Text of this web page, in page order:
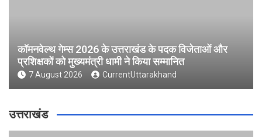
कॉमनवेल्थ गेम्स 2026 के उत्तराखंड के पदक विजेताओं और
प्रशिक्षकों को मुख्यमंत्री धामी ने किया सम्मानित
7 August 2026 CurrentUttarakhand
उत्तराखंड